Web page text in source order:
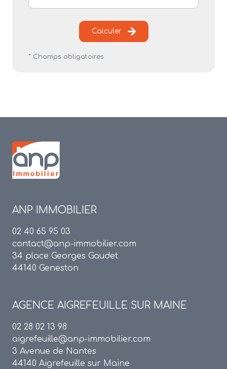
Calculer
* Champs obligatoires
ANP IMMOBILIER
02 40 65 95 03
contact@anp-immobilier.com
34 place Georges Gaudet
44140 Geneston
AGENCE AIGREFEUILLE SUR MAINE
02 28 02 13 98
aigrefeuille@anp-immobilier.com
3 Avenue de Nantes
44140 Aigrefeuille sur Maine